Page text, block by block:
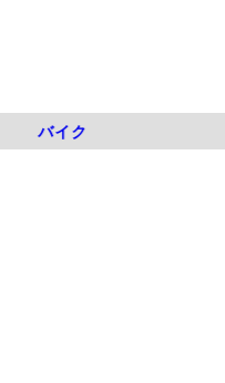
バイク